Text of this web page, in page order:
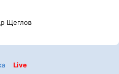
Щеглов
Live